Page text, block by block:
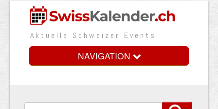
Aktuelle Schweizer Events
NAVIGATION